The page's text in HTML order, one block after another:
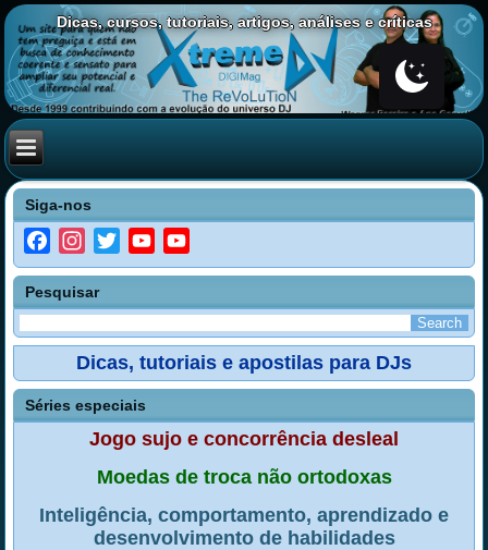
Dicas, cursos, tutoriais, artigos, análises e críticas
Siga-nos
FacebookInstagramTwitterYouTube
Channel
Pesquisar
Dicas, tutoriais e apostilas para DJs
Séries especiais
Jogo sujo e concorrência desleal
Moedas de troca não ortodoxas
Inteligência, comportamento, aprendizado e
desenvolvimento de habilidades